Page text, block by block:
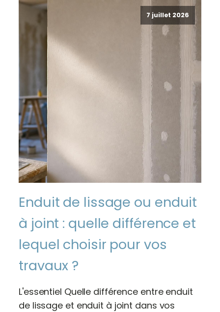
7 juillet 2026
Enduit de lissage ou enduit
à joint : quelle différence et
lequel choisir pour vos
travaux ?
L'essentiel Quelle différence entre enduit
de lissage et enduit à joint dans vos